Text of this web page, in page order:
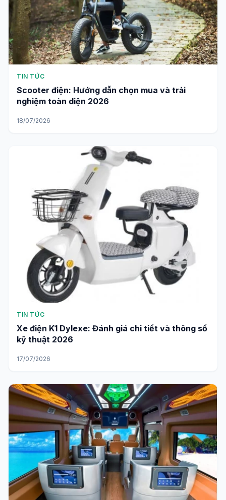
TIN TỨC
Scooter điện: Hướng dẫn chọn mua và trải
nghiệm toàn diện 2026
18/07/2026
TIN TỨC
Xe điện K1 Dylexe: Đánh giá chi tiết và thông số
kỹ thuật 2026
17/07/2026